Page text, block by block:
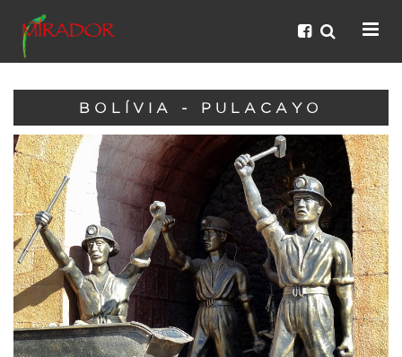
BOLÍVIA - PULACAYO